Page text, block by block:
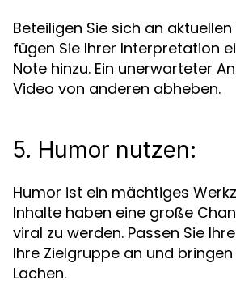
Beteiligen Sie sich an
fügen Sie Ihrer Interpretation
Note hinzu. Ein unerwarteter
Video von anderen abheben.
5. Humor nutzen:
Humor ist ein mächtiges
Inhalte haben eine große
viral zu werden. Passen Sie
Ihre Zielgruppe an und bringen
Lachen.